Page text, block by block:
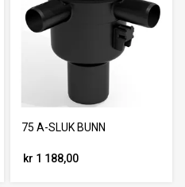
75 A-SLUK BUNN
kr 1 188,00